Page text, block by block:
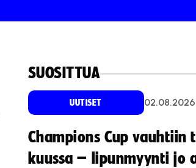
SUOSITTUA
UUTISET 02.08.2026
Champions Cup vauhtiin
kuussa – lipunmyynti jo